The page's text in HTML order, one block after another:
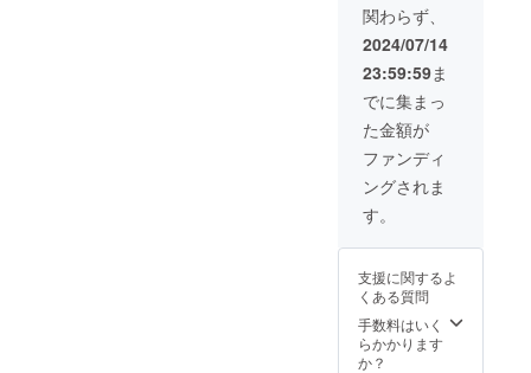
リオ
ゲーム
ロード
●ノベル
ゲーム
『理人
とイ
ル』 ●
ドラマ
いろお
疲れ様
会』
●A4
キービ
ジュア
特別ク
レジッ
ト掲載
権 ●
凛、杏
子、栞
ショー
トシナ
リオテ
キスト
ntize_
ルサウ
ンドト
ラック
セット
ロード
カード
●「朱色
に染ま
る、美
しき社
で」
キービ
ジュア
ル壁紙
る、美
で」ス
タッ
フ、
キャス
関わらず、
2024/07/14
23:59:59ま
でに集まっ
た金額が
ファンディ
ングされま
す。
支援に関するよ
くある質問
手数料はいく
らかかります
か？